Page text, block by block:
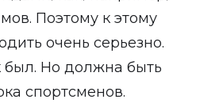
Поэтому к этому
очень серьезно.
был. Но должна быть
спортсменов.